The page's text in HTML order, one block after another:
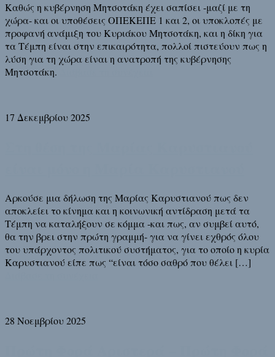
Καθώς η κυβέρνηση Μητσοτάκη έχει σαπίσει -μαζί με τη
χώρα- και οι υποθέσεις ΟΠΕΚΕΠΕ 1 και 2, οι υποκλοπές με
προφανή ανάμιξη του Κυριάκου Μητσοτάκη, και η δίκη για
τα Τέμπη είναι στην επικαιρότητα, πολλοί πιστεύουν πως η
λύση για τη χώρα είναι η ανατροπή της κυβέρνησης
Μητσοτάκη.
17 Δεκεμβρίου 2025
Αρκούσε μια δήλωση της Μαρίας Καρυστιανού πως δεν
αποκλείει το κίνημα και η κοινωνική αντίδραση μετά τα
Τέμπη να καταλήξουν σε κόμμα -και πως, αν συμβεί αυτό,
θα την βρει στην πρώτη γραμμή- για να γίνει εχθρός όλου
του υπάρχοντος πολιτικού συστήματος, για το οποίο η κυρία
Καρυστιανού είπε πως “είναι τόσο σαθρό που θέλει […]
28 Νοεμβρίου 2025